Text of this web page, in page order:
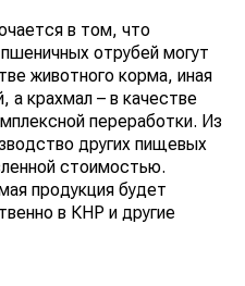
в том, что
отрубей могут
животного корма, иная
а крахмал – в качестве
переработки. Из
других пищевых
стоимостью.
продукция будет
в КНР и другие